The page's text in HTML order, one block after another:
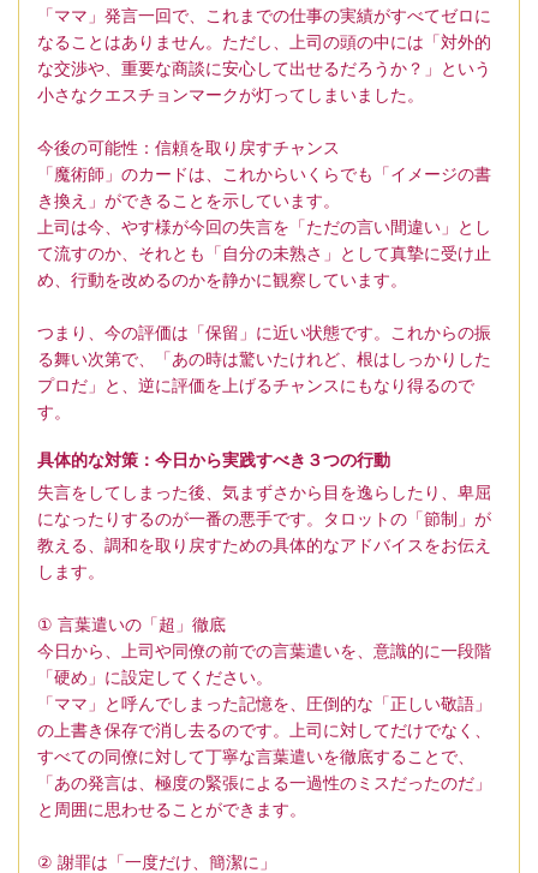
「ママ」発言一回で、これまでの仕事の実績がすべてゼロに
なることはありません。ただし、上司の頭の中には「対外的
な交渉や、重要な商談に安心して出せるだろうか？」という
小さなクエスチョンマークが灯ってしまいました。
今後の可能性：信頼を取り戻すチャンス
「魔術師」のカードは、これからいくらでも「イメージの書
き換え」ができることを示しています。
上司は今、やす様が今回の失言を「ただの言い間違い」とし
て流すのか、それとも「自分の未熟さ」として真摯に受け止
め、行動を改めるのかを静かに観察しています。
つまり、今の評価は「保留」に近い状態です。これからの振
る舞い次第で、「あの時は驚いたけれど、根はしっかりした
プロだ」と、逆に評価を上げるチャンスにもなり得るので
す。
具体的な対策：今日から実践すべき３つの行動
失言をしてしまった後、気まずさから目を逸らしたり、卑屈
になったりするのが一番の悪手です。タロットの「節制」が
教える、調和を取り戻すための具体的なアドバイスをお伝え
します。
① 言葉遣いの「超」徹底
今日から、上司や同僚の前での言葉遣いを、意識的に一段階
「硬め」に設定してください。
「ママ」と呼んでしまった記憶を、圧倒的な「正しい敬語」
の上書き保存で消し去るのです。上司に対してだけでなく、
すべての同僚に対して丁寧な言葉遣いを徹底することで、
「あの発言は、極度の緊張による一過性のミスだったのだ」
と周囲に思わせることができます。
② 謝罪は「一度だけ、簡潔に」